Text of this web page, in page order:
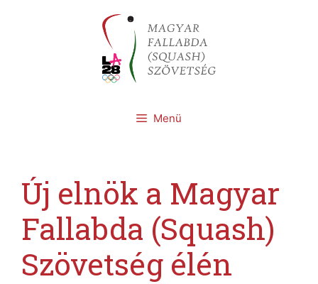
Menü
Új elnök a Magyar
Fallabda (Squash)
Szövetség élén